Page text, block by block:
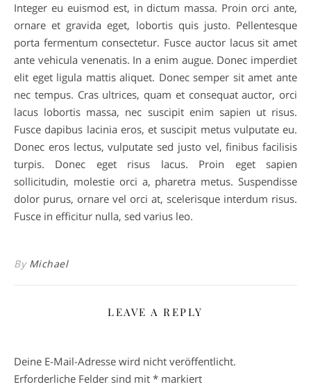
Integer eu euismod est, in dictum massa. Proin orci ante,
ornare et gravida eget, lobortis quis justo. Pellentesque
porta fermentum consectetur. Fusce auctor lacus sit amet
ante vehicula venenatis. In a enim augue. Donec imperdiet
elit eget ligula mattis aliquet. Donec semper sit amet ante
nec tempus. Cras ultrices, quam et consequat auctor, orci
lacus lobortis massa, nec suscipit enim sapien ut risus.
Fusce dapibus lacinia eros, et suscipit metus vulputate eu.
Donec eros lectus, vulputate sed justo vel, finibus facilisis
turpis. Donec eget risus lacus. Proin eget sapien
sollicitudin, molestie orci a, pharetra metus. Suspendisse
dolor purus, ornare vel orci at, scelerisque interdum risus.
Fusce in efficitur nulla, sed varius leo.
By Michael
LEAVE A REPLY
Deine E-Mail-Adresse wird nicht veröffentlicht.
Erforderliche Felder sind mit * markiert